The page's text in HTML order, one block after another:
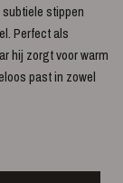
stippen
Perfect als
hij zorgt voor warm
past in zowel